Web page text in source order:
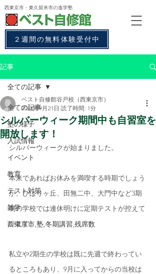
西東京市・東久留米市の進学塾
２週間の無料体験受付中
記事
全ての記事
塾の様子
入試情報
イベント
教育
テスト対策
雑学
西東京市,塾,冬期講習,残席数
全ての記事
シルバーウィーク期間中も自習室を
開放します！
ベスト自修館谷戸校（西東京市）
2015年9月21日 読了時間: 1分
シルバーウィークが始まりました。
本来であればお休みを満喫する時期でしょう
が、ひばりヶ丘、田無二中、大門中など3期
制の学校では連休明けに定期テストが控えて
います。
私立や2期生の学校は既に先週で終わってい
るところもあり、9月に入ってからの当校は